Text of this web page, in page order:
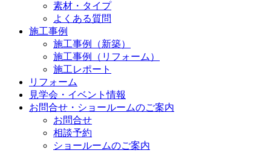
素材・タイプ
よくある質問
施工事例
施工事例（新築）
施工事例（リフォーム）
施工レポート
リフォーム
見学会・イベント情報
お問合せ・ショールームのご案内
お問合せ
相談予約
ショールームのご案内